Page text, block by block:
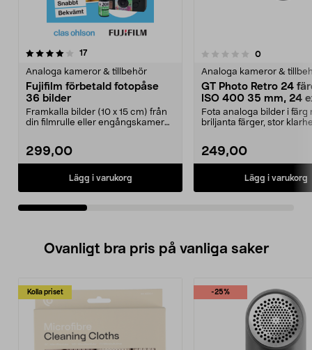
17recensioner
Analoga kameror & tillbehör
Fujifilm förbetald fotopåse
36 bilder
Framkalla bilder (10 x 15 cm) från
din filmrulle eller engångskamera.
299,00
Lägg i varukorg
0.0 av 5 stjärnor 0recensioner
Analoga kameror &
GT Photo Retro 24
ISO 400 35 mm, 24
Fota analoga bilder i färg
briljanta färger, stor
249,00
Lägg i varukorg
4.5av 5 stjärnor
Ovanligt bra pris på vanliga saker
Kolla priset -25%